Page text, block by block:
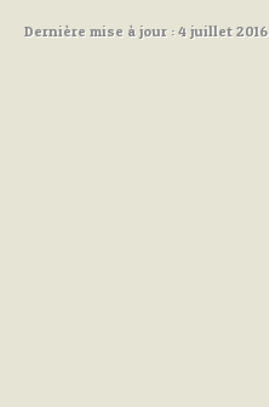
Dernière mise à jour : 4 juillet 2016